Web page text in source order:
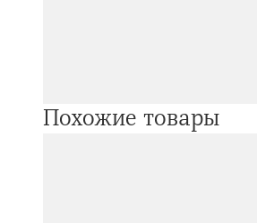
Похожие товары